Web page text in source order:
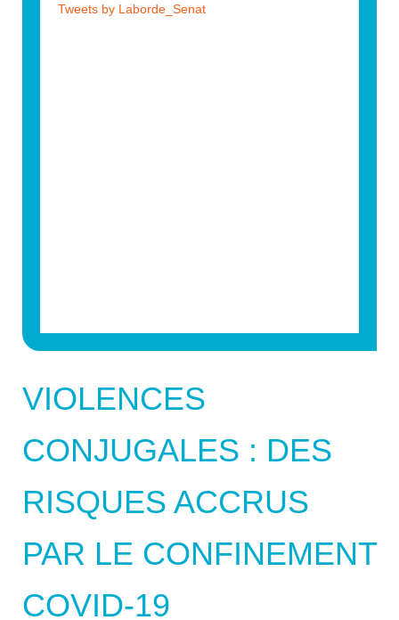
VIOLENCES
CONJUGALES : DES
RISQUES ACCRUS
PAR LE CONFINEMENT
COVID-19
Tweets by Laborde_Senat